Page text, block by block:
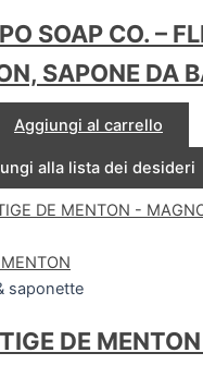
SOAP CO. –
SAPONE DA
Aggiungi al carrello
alla lista dei desideri
saponette
DE